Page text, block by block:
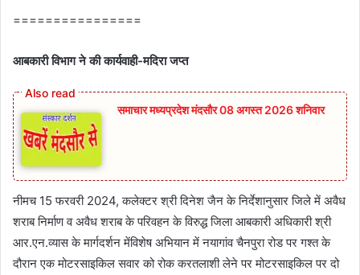
================
आबकारी विभाग ने की कार्यवाही-मदिरा जप्‍त
समाचार मध्यप्रदेश मंदसौर 08 अगस्त 2026 शनिवार
नीमच 15 फरवरी 2024, कलेक्टर श्री दिनेश जैन के निर्देशानुसार जिले में अवैध
शराब निर्माण व अवैध शराब के परिवहन के विरुद्ध जिला आबकारी अधिकारी श्री
आर.एन.व्यास के मार्गदर्शन मेंविशेष अभियान में नयागांव चैनपुरा रोड पर गश्त के
दौरान एक मोटरसाइकिल सवार को रोक करतलाशी लेने पर मोटरसाइकिल पर दो